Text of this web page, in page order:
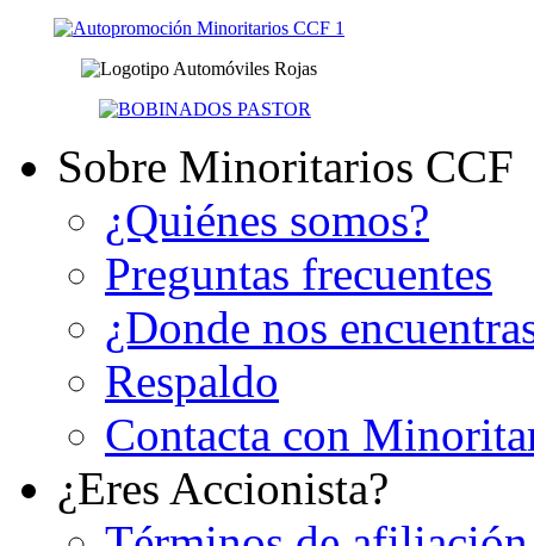
Sobre Minoritarios CCF
¿Quiénes somos?
Preguntas frecuentes
¿Donde nos
Respaldo
Contacta con
¿Eres Accionista?